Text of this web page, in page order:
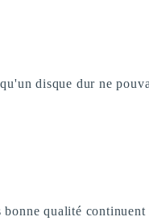
disque dur ne
bonne qualité